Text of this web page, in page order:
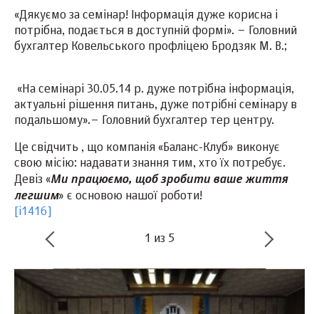
«Дякуємо за семінар! Інформація дуже корисна і
потрібна, подається в доступній формі». – Головний
бухгалтер Ковельського профліцею Бродзяк М. В.;
«На семінарі 30.05.14 р. дуже потрібна інформація,
актуальні рішення питань, дуже потрібні семінару в
подальшому».– Головний бухгалтер тер центру.
Це свідчить , що компанія «Баланс-Клуб» виконує
свою місію: надавати знання тим, хто їх потребує.
Девіз «Ми працюємо, щоб зробити ваше життя
легшим» є основою нашої роботи!
[i1416]
1 из 5